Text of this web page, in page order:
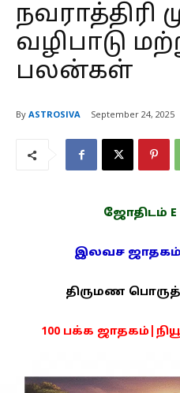
நவராத்திரி
வழிபாடு
பலன்கள்
By ASTROSIVA September 24, 2025
ஜோதிடம் E -
இலவச ஜாதகம்
திருமண
100 பக்க